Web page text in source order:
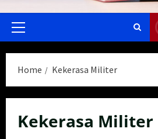
Primary
Home Kekerasa Militer
Kekerasa Militer